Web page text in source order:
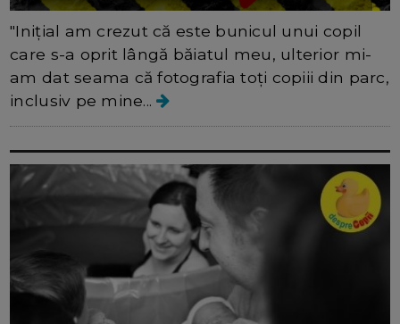
"Inițial am crezut că este bunicul unui copil
care s-a oprit lângă băiatul meu, ulterior mi-
am dat seama că fotografia toți copiii din parc,
inclusiv pe mine...